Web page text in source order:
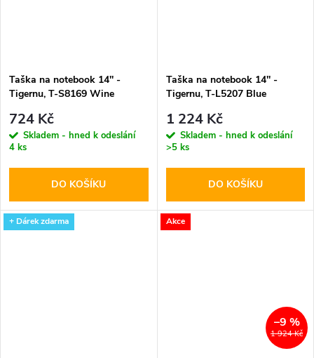
Taška na notebook 14'' -
Tigernu, T-S8169 Wine
724 Kč
Skladem - hned k odeslání
4 ks
DO KOŠÍKU
Taška na notebook 14'' -
Tigernu, T-L5207 Blue
1 224 Kč
Skladem - hned k odeslání
>5 ks
DO KOŠÍKU
+ Dárek zdarma Akce
1 924 Kč
–9 %